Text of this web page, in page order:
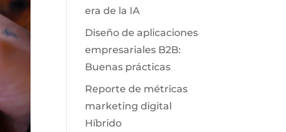
era de la IA
Diseño de aplicaciones
empresariales B2B:
Buenas prácticas
Reporte de métricas
marketing digital
Híbrido